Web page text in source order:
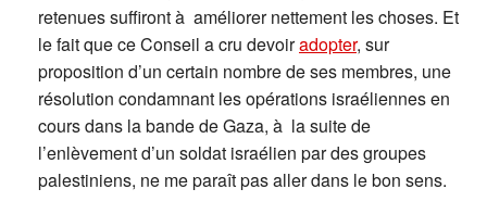
retenues suffiront à améliorer nettement les choses. Et
le fait que ce Conseil a cru devoiradopter, sur
proposition d’un certain nombre de ses membres, une
résolution condamnant les opérations israéliennes en
cours dans la bande de Gaza, à la suite de
l’enlèvement d’un soldat israélien par des groupes
palestiniens, ne me paraît pas aller dans le bon sens.